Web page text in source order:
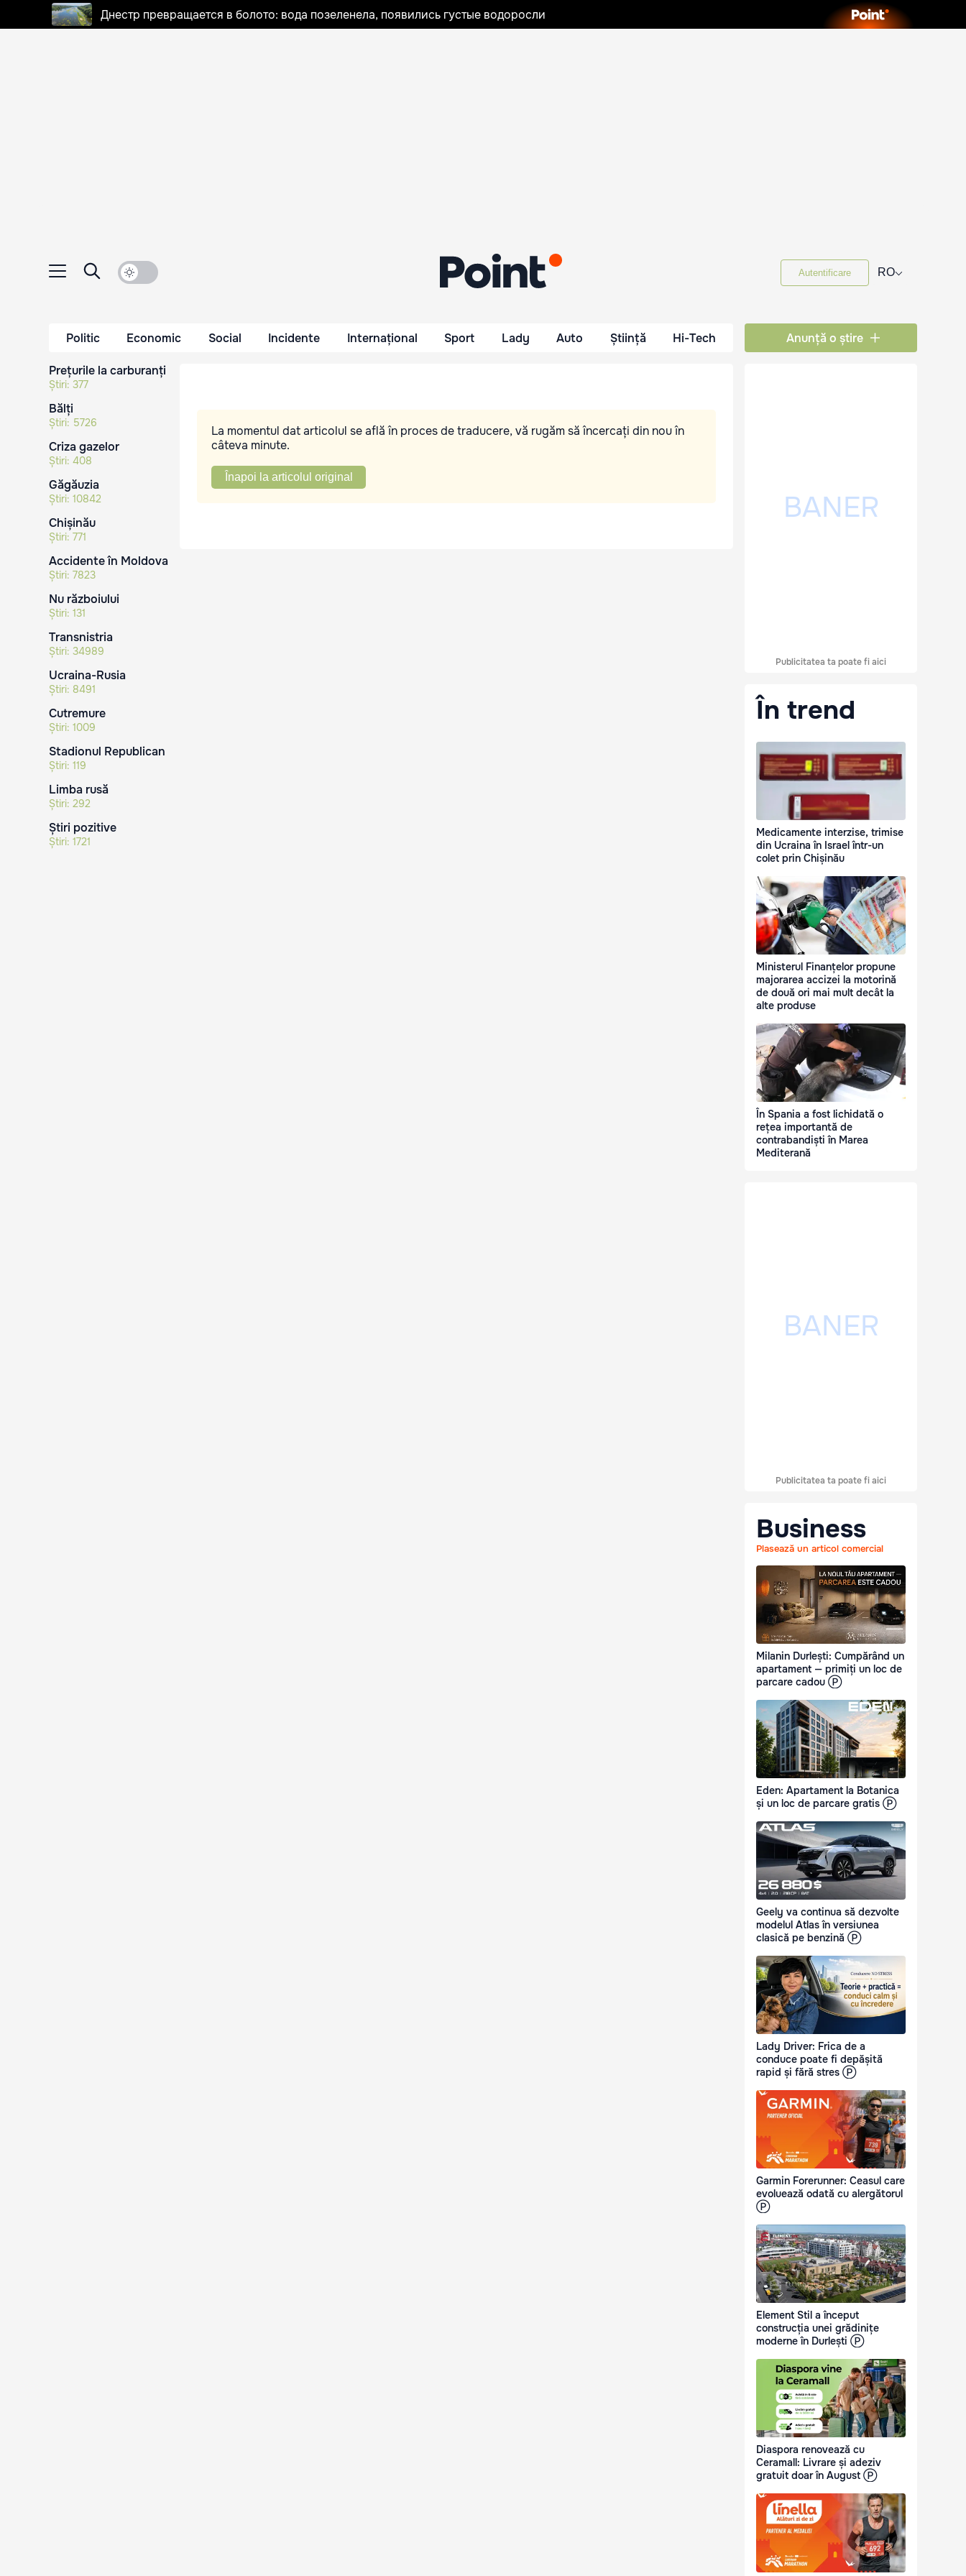
Днестр превращается в болото: вода позеленела, появились густые водоросли
Autentificare RO⌵
Politic Economic Social Incidente Internațional Sport Lady Auto Știință Hi-Tech Anunță o știre
Prețurile la carburanți
Știri: 377
Bălți
Știri: 5726
Criza gazelor
Știri: 408
Găgăuzia
Știri: 10842
Chișinău
Știri: 771
Accidente în Moldova
Știri: 7823
Nu războiului
Știri: 131
Transnistria
Știri: 34989
Ucraina-Rusia
Știri: 8491
Cutremure
Știri: 1009
Stadionul Republican
Știri: 119
Limba rusă
Știri: 292
Știri pozitive
Știri: 1721
La momentul dat articolul se află în proces de traducere, vă rugăm să încercați din nou în
câteva minute.
Înapoi la articolul original
Publicitatea ta poate fi aici
În trend
Medicamente interzise, trimise
din Ucraina în Israel într-un
colet prin Chișinău
Ministerul Finanțelor propune
majorarea accizei la motorină
de două ori mai mult decât la
alte produse
În Spania a fost lichidată o
rețea importantă de
contrabandiști în Marea
Mediterană
Publicitatea ta poate fi aici
Business
Plasează un articol comercial
Milanin Durlești: Cumpărând un
apartament — primiți un loc de
parcare cadou Ⓟ
Eden: Apartament la Botanica
și un loc de parcare gratis Ⓟ
Geely va continua să dezvolte
modelul Atlas în versiunea
clasică pe benzină Ⓟ
Lady Driver: Frica de a
conduce poate fi depășită
rapid și fără stres Ⓟ
Garmin Forerunner: Ceasul care
evoluează odată cu alergătorul
Ⓟ
Element Stil a început
construcția unei grădinițe
moderne în Durlești Ⓟ
Diaspora renovează cu
Ceramall: Livrare și adeziv
gratuit doar în August Ⓟ